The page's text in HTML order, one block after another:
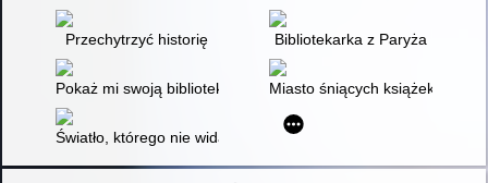
Przechytrzyć historię Bibliotekarka z Paryża
Pokaż mi swoją bibliotekę Miasto śniących książek :
Światło, którego nie widać